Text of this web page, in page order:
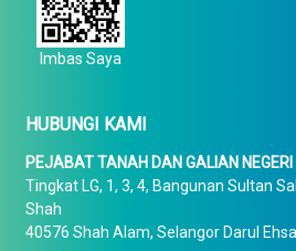
Imbas Saya
HUBUNGI KAMI
PEJABAT TANAH DAN GALIAN NEGERI
Tingkat LG, 1, 3, 4, Bangunan Sultan
Shah
40576 Shah Alam, Selangor Darul